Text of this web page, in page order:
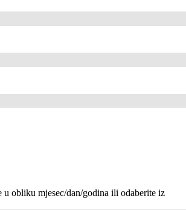
u obliku mjesec/dan/godina ili odaberite iz